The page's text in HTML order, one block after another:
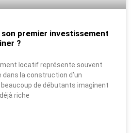
premier investissement
?
locatif représente souvent
la construction d’un
de débutants imaginent
riche